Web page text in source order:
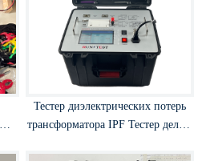
Тестер диэлектрических потерь
трансформатора IPF Тестер дельта